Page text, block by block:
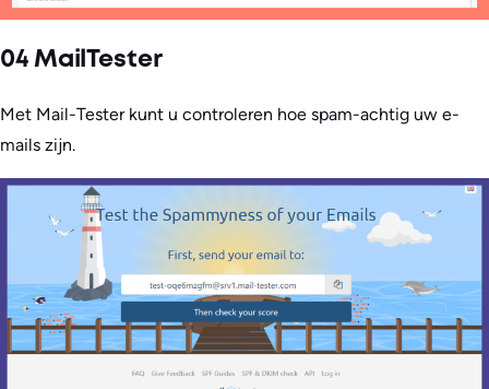
04 MailTester
Met Mail-Tester kunt u controleren hoe spam-achtig uw e-
mails zijn.